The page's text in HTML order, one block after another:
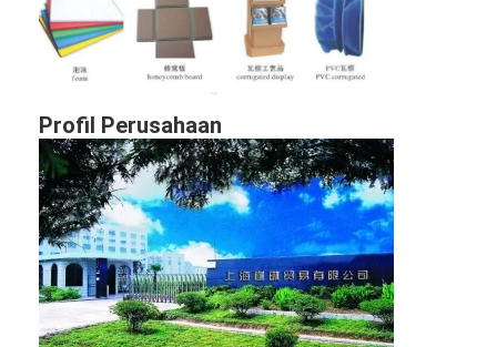
Paper Bag Forming Machine
Mesin pengemasan otomatis
Profil Perusahaan